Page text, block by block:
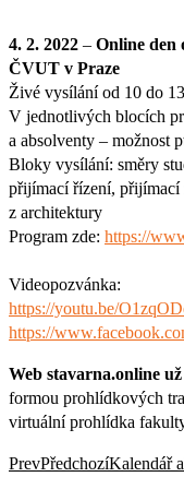
4. 2. 2022 – Online den
ČVUT v Praze
Živé vysílání od 10 do
V jednotlivých blocích
a absolventy – možnost
Bloky vysílání: směry
přijímací řízení, přijímací
z architektury
Program zde: https://
Videopozvánka:
https://youtu.be/
https://
Web stavarna.online
formou prohlídkových
virtuální prohlídka
PrevPředchozíKalendář